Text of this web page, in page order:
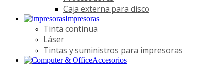
Caja externa para disco
Impresoras
Tinta continua
Láser
Tintas y suministros para impresoras
Accesorios